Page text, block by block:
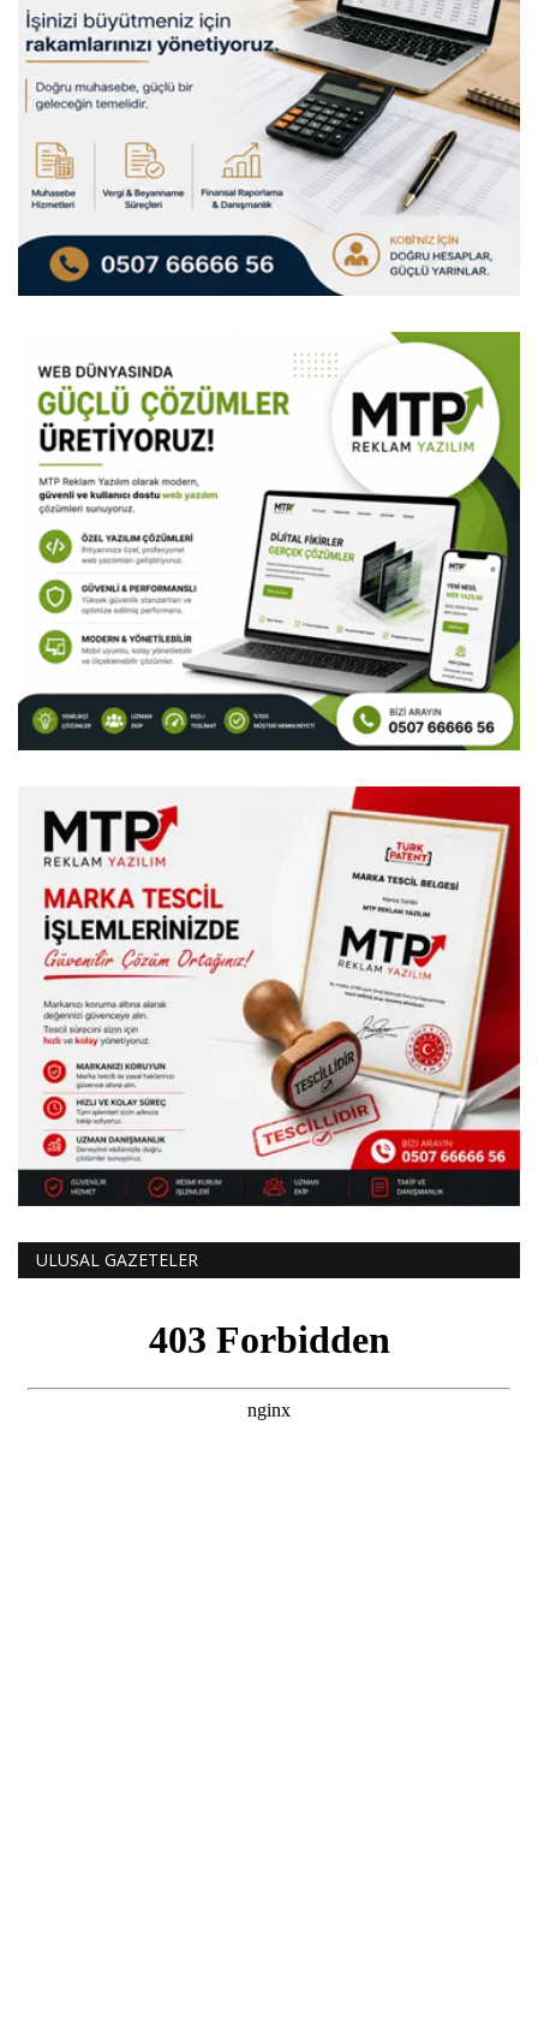
ULUSAL GAZETELER